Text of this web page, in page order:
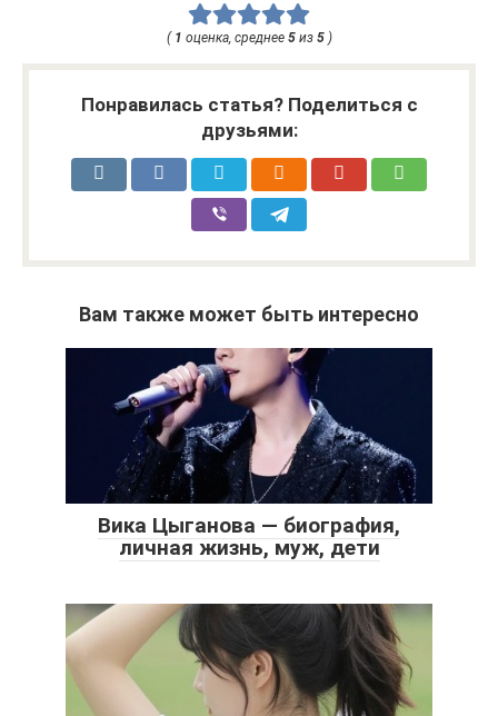
( 1 оценка, среднее 5из 5)
Понравилась статья? Поделиться с
друзьями:
Вам также может быть интересно
Вика Цыганова — биография,
личная жизнь, муж, дети